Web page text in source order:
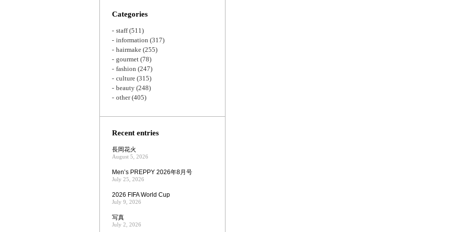
Categories
staff(511)
information (317)
hairmake (255)
gourmet (78)
fashion (247)
culture (315)
beauty (248)
other(405)
Recent entries
長岡花火
August 5, 2026
Men’s PREPPY 2026年8月号
July 25, 2026
2026 FIFA World Cup
July 9, 2026
写真
July 2, 2026